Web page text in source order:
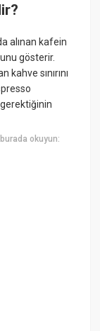
alınan kafein
gösterir.
sınırını
burada okuyun: